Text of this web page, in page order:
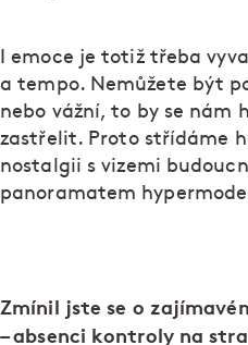
I emoce je totiž třeba
a tempo. Nemůžete být
nebo vážní, to by se nám
zastřelit. Proto střídáme
nostalgii s vizemi
panoramatem
Zmínil jste se o
– absenci kontroly na